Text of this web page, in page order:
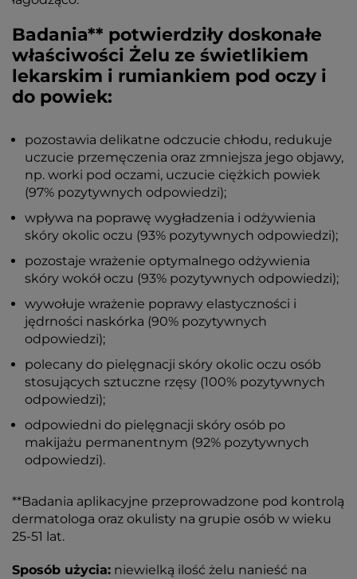
Badania** potwierdziły doskonałe
właściwości Żelu ze świetlikiem
lekarskim i rumiankiem pod oczy i
do powiek:
pozostawia delikatne odczucie chłodu, redukuje
uczucie przemęczenia oraz zmniejsza jego objawy,
np. worki pod oczami, uczucie ciężkich powiek
(97% pozytywnych odpowiedzi);
wpływa na poprawę wygładzenia i odżywienia
skóry okolic oczu (93% pozytywnych odpowiedzi);
pozostaje wrażenie optymalnego odżywienia
skóry wokół oczu (93% pozytywnych odpowiedzi);
wywołuje wrażenie poprawy elastyczności i
jędrności naskórka (90% pozytywnych
odpowiedzi);
polecany do pielęgnacji skóry okolic oczu osób
stosujących sztuczne rzęsy (100% pozytywnych
odpowiedzi);
odpowiedni do pielęgnacji skóry osób po
makijażu permanentnym (92% pozytywnych
odpowiedzi).
**Badania aplikacyjne przeprowadzone pod kontrolą
dermatologa oraz okulisty na grupie osób w wieku
25-51 lat.
Sposób użycia: niewielką ilość żelu nanieść na